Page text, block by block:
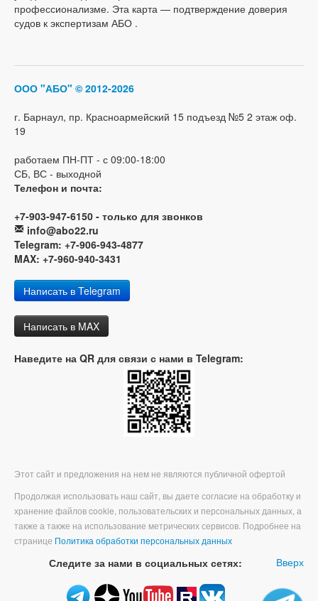
профессионализме. Эта карта — подтверждение доверия
судов к экспертизам АБО .
ООО "АБО" © 2012-2026
г. Барнаул, пр. Красноармейский 15 подъезд №5 2 этаж оф.
19
работаем ПН-ПТ - с 09:00-18:00
СБ, ВС - выходной
Телефон и почта:
+7-903-947-6150 - только для звонков
info@abo22.ru
Telegram: +7-906-943-4877
MAX: +7-960-940-3431
Написать в Telegram
Написать в MAX
Наведите на QR для связи с нами в Telegram:
Этот сайт и предложения на нем не являются публичной офертой
Продолжая использовать наш сайт, вы даете согласие на обработку и
хранение файлов cookie, пользовательских и персональных данных, а
также а также на использование метрических сервисов. Подробнее на
странице Политика обработки персональных данных
Вверх
Следите за нами в социальных сетях: